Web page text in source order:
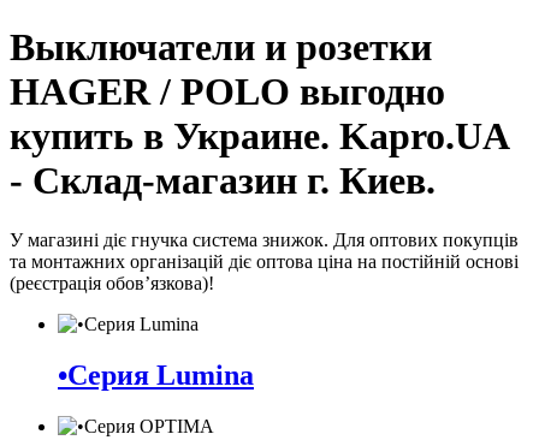
Выключатели и розетки
HAGER / POLO выгодно
купить в Украине. Kapro.UA
- Склад-магазин г. Киев.
У магазині діє гнучка система знижок. Для оптових покупців
та монтажних організацій діє оптова ціна на постійній основі
(реєстрація обов’язкова)!
•Серия Lumina